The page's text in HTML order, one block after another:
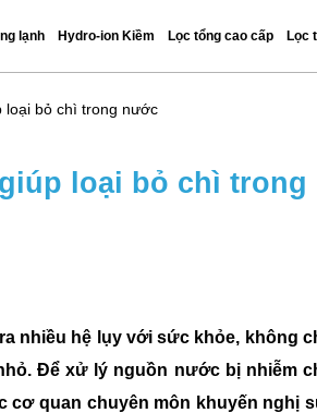
lạnh Hydro-ion Kiềm Lọc tổng cao cấp Lọc
loại bỏ chì trong nước
loại bỏ chì trong
nhiều hệ lụy với sức khỏe, không
Để xử lý nguồn nước bị nhiễm
cơ quan chuyên môn khuyến nghị